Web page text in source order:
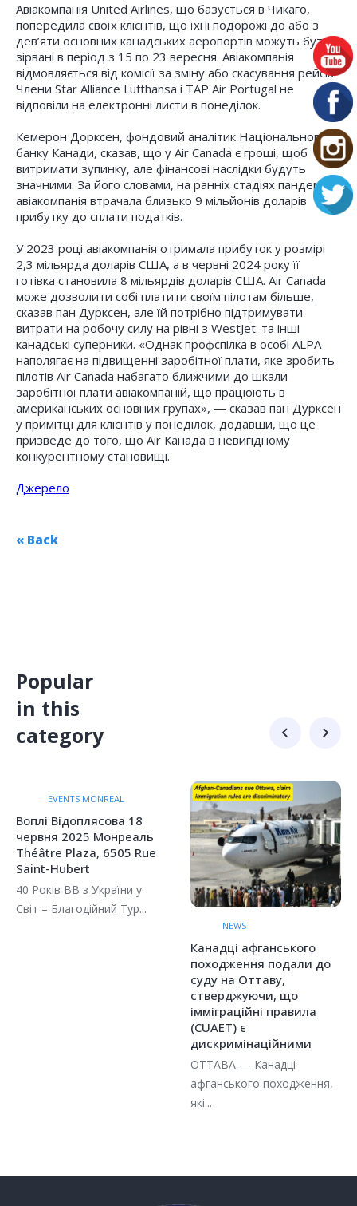
Авіакомпанія United Airlines, що базується в Чикаго,
попередила своїх клієнтів, що їхні подорожі до або з
дев’яти основних канадських аеропортів можуть бути
зірвані в період з 15 по 23 вересня. Авіакомпанія
відмовляється від комісії за зміну або скасування рейсів.
Члени Star Alliance Lufthansa і TAP Air Portugal не
відповіли на електронні листи в понеділок.
Кемерон Дорксен, фондовий аналітик Національного
банку Канади, сказав, що у Air Canada є гроші, щоб
витримати зупинку, але фінансові наслідки будуть
значними. За його словами, на ранніх стадіях пандемії
авіакомпанія втрачала близько 9 мільйонів доларів
прибутку до сплати податків.
У 2023 році авіакомпанія отримала прибуток у розмірі
2,3 мільярда доларів США, а в червні 2024 року її
готівка становила 8 мільярдів доларів США. Air Canada
може дозволити собі платити своїм пілотам більше,
сказав пан Дурксен, але їй потрібно підтримувати
витрати на робочу силу на рівні з WestJet. та інші
канадські суперники. «Однак профспілка в особі ALPA
наполягає на підвищенні заробітної плати, яке зробить
пілотів Air Canada набагато ближчими до шкали
заробітної плати авіакомпаній, що працюють в
американських основних групах», — сказав пан Дурксен
у примітці для клієнтів у понеділок, додавши, що це
призведе до того, що Air Канада в невигідному
конкурентному становищі.
Джерело
« Back
Popular
in this
category
EVENTS MONREAL
Воплі Відоплясова 18
червня 2025 Монреаль
Théâtre Plaza, 6505 Rue
Saint-Hubert
40 Років ВВ з України у
Світ – Благодійний Тур...
NEWS
Канадці афганського
походження подали до
суду на Оттаву,
стверджуючи, що
імміграційні правила
(CUAET) є
дискримінаційними
ОТТАВА — Канадці
афганського походження,
які...